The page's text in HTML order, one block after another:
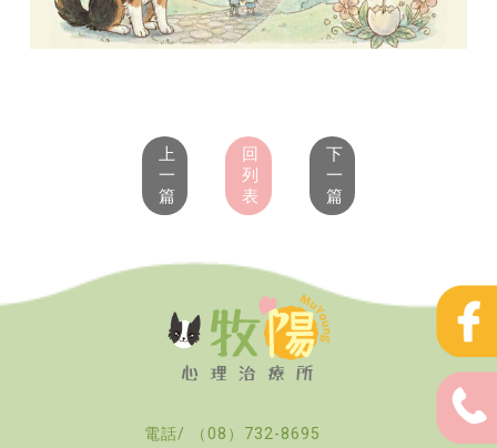
上
一
篇
回
列
表
下
一
篇
（08）732-8695